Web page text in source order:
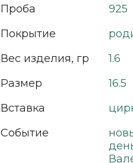
Проба
925
Покрытие
Вес изделия, гр
1.6
Размер
16.5
Вставка
Событие